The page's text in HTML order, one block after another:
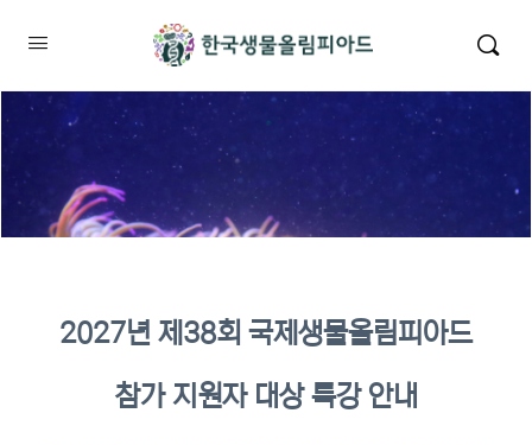
2027년 제38회 국제생물올림피아드
참가 지원자 대상 특강 안내